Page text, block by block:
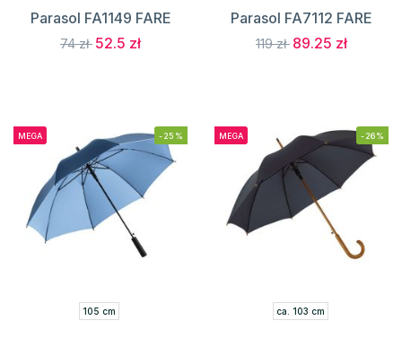
Parasol FA1149 FARE
74 zł 52.5 zł
Parasol FA7112 FARE
119 zł 89.25 zł
MEGA -25%
105 cm
MEGA -26%
ca. 103 cm